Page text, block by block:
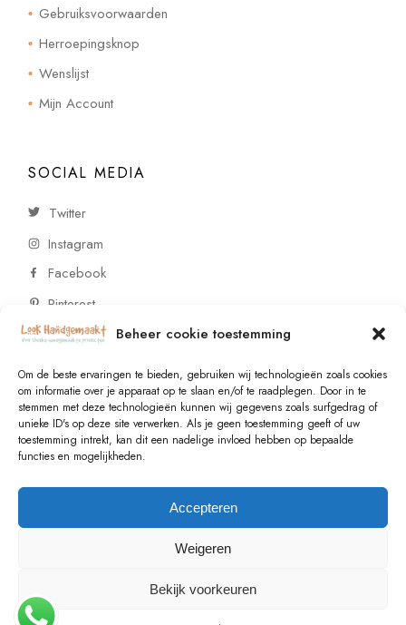
Beheer cookie toestemming
Om de beste ervaringen te bieden, gebruiken wij technologieën zoals cookies
om informatie over je apparaat op te slaan en/of te raadplegen. Door in te
stemmen met deze technologieën kunnen wij gegevens zoals surfgedrag of
unieke ID's op deze site verwerken. Als je geen toestemming geeft of uw
toestemming intrekt, kan dit een nadelige invloed hebben op bepaalde
functies en mogelijkheden.
Accepteren
Weigeren
Bekijk voorkeuren
Gebruiksvoorwaarden
Herroepingsknop
Wenslijst
Mijn Account
SOCIAL MEDIA
Twitter
Instagram
Facebook
Pinterest
CONTACT
Vragen of wensen? Neem contact op!
+31 (0)6 229 021 29
© 2023 , All Rights Reserved